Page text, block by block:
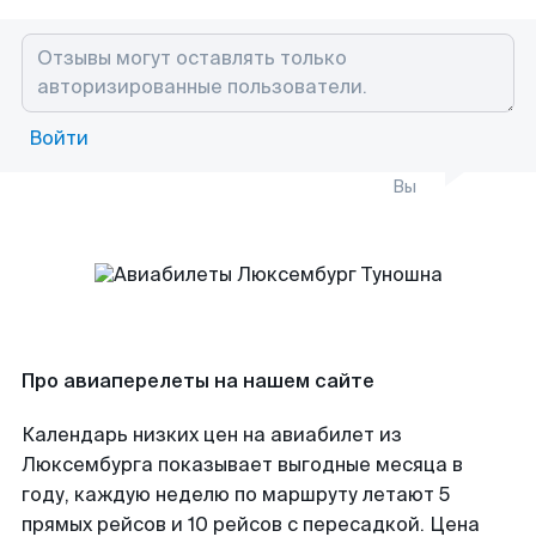
Войти
Вы
Про авиаперелеты на нашем сайте
Календарь низких цен на авиабилет из
Люксембурга показывает выгодные месяца в
году, каждую неделю по маршруту летают 5
прямых рейсов и 10 рейсов с пересадкой. Цена